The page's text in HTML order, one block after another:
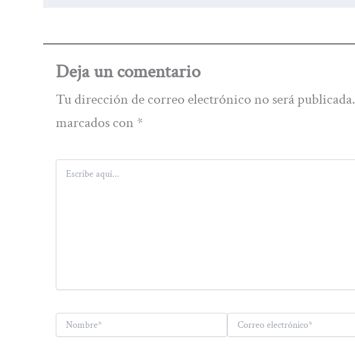
Deja un comentario
Tu dirección de correo electrónico no será publicada.
marcados con *
Escribe
aquí...
Nombre*
Correo
electrónico*